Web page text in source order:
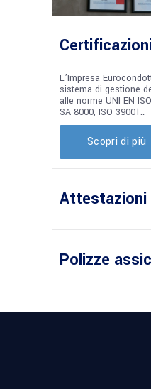
Certificazioni
L’Impresa
sistema di gestione
alle norme UNI EN
SA 8000, ISO 39001…
Scopri di più
Attestazioni
Polizze